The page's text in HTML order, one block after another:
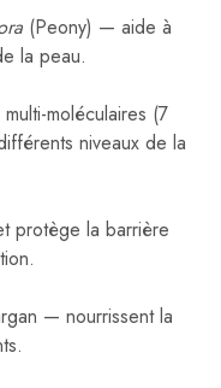
(Peony) — aide à
la peau.
moléculaires (7
niveaux de la
protège la barrière
— nourrissent la